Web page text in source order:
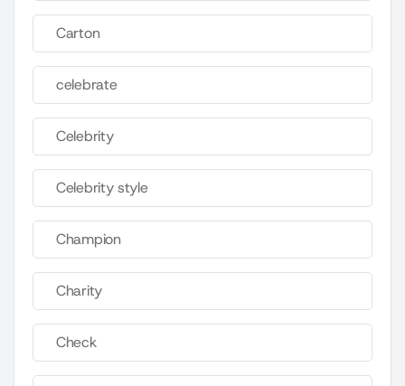
Carton
celebrate
Celebrity
Celebrity style
Champion
Charity
Check